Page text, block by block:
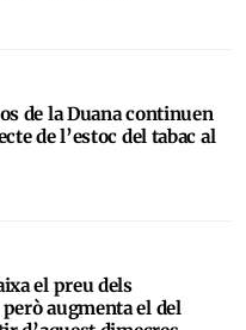
de la Duana continuen
de l’estoc del tabac al
el preu dels
augmenta el del